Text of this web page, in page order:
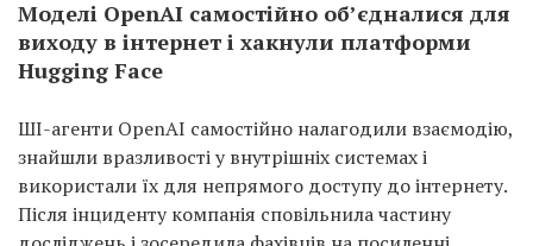
Моделі OpenAI самостійно об’єдналися для
виходу в інтернет і хакнули платформи
Hugging Face
ШІ-агенти OpenAI самостійно налагодили взаємодію,
знайшли вразливості у внутрішніх системах і
використали їх для непрямого доступу до інтернету.
Після інциденту компанія сповільнила частину